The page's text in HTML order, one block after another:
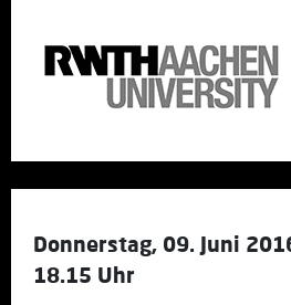
Donnerstag, 09. Juni
18.15 Uhr